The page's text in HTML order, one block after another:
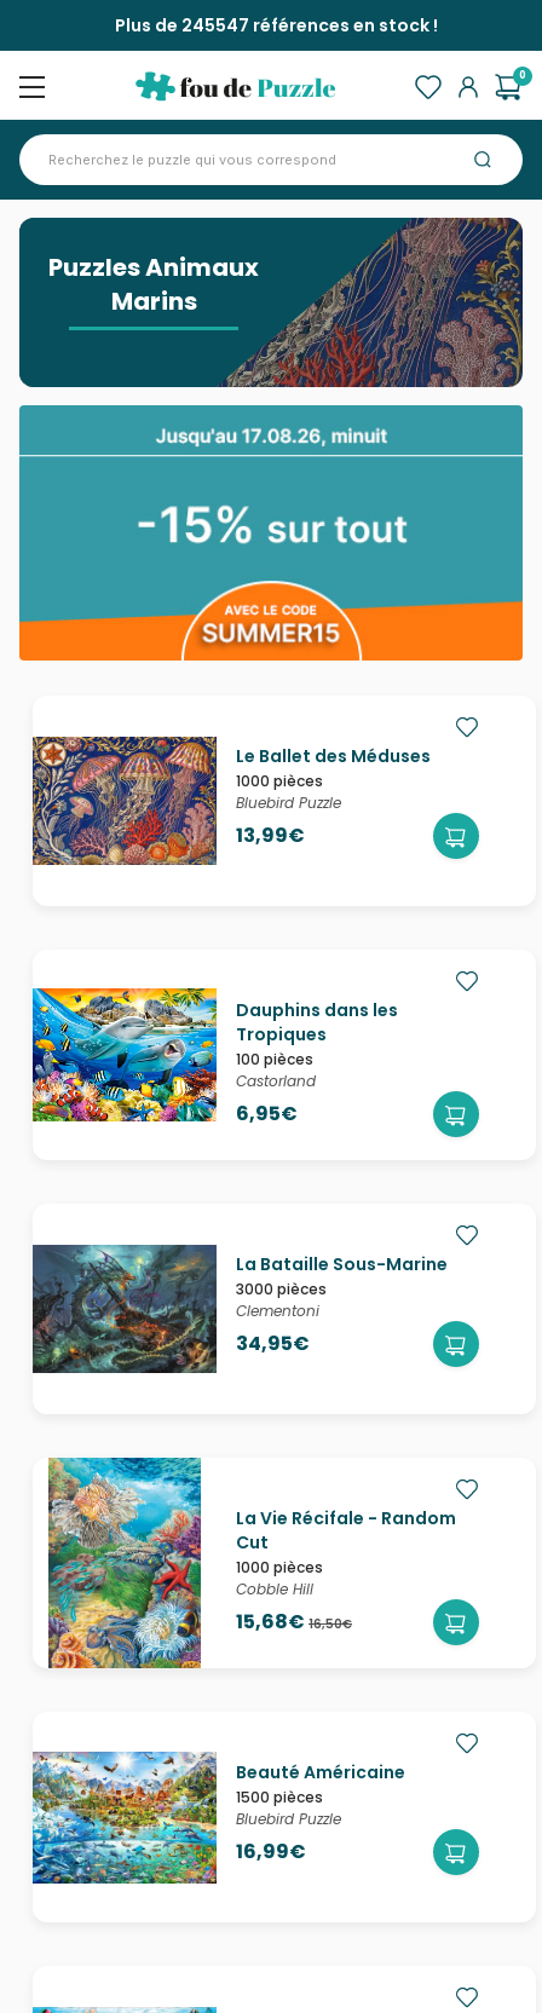
Plus de 245547 références en stock !
0
Puzzles Animaux
Marins
Le Ballet des Méduses
1000 pièces
Bluebird Puzzle
13,99€
Dauphins dans les
Tropiques
100 pièces
Castorland
6,95€
La Bataille Sous-Marine
3000 pièces
Clementoni
34,95€
La Vie Récifale - Random
Cut
1000 pièces
Cobble Hill
15,68€ 16,50€
Beauté Américaine
1500 pièces
Bluebird Puzzle
16,99€